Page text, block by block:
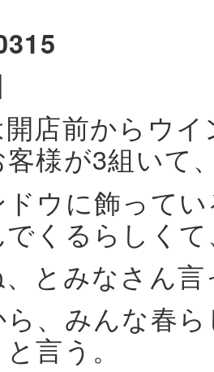
店前からウ
客様が3組いて
ドウに飾って
くるらしく
とみなさん
ら、みんな春
言う。